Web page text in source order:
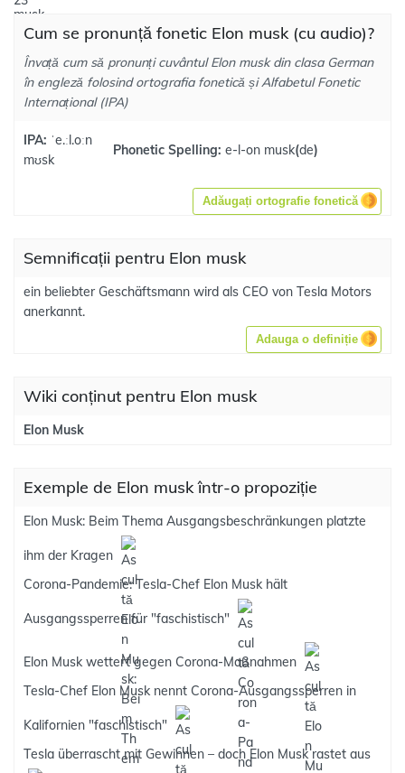
Cum se pronunță fonetic Elon musk (cu audio)?
Învață cum să pronunți cuvântul Elon musk din clasa German
în engleză folosind ortografia fonetică și Alfabetul Fonetic
Internațional (IPA)
IPA: ˈe.ːl.oːn
mʊsk
Phonetic Spelling: e-l-on musk(de)
Adăugați ortografie fonetică
Semnificații pentru Elon musk
ein beliebter Geschäftsmann wird als CEO von Tesla Motors
anerkannt.
Adauga o definiție
Wiki conținut pentru Elon musk
Elon Musk
Exemple de Elon musk într-o propoziție
Elon Musk: Beim Thema Ausgangsbeschränkungen platzte
ihm der Kragen
Corona-Pandemie: Tesla-Chef Elon Musk hält
Ausgangssperren für "faschistisch"
Elon Musk wettert gegen Corona-Maßnahmen
Tesla-Chef Elon Musk nennt Corona-Ausgangssperren in
Kalifornien "faschistisch"
Tesla überrascht mit Gewinnen – doch Elon Musk rastet aus